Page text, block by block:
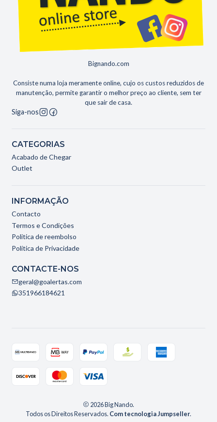
Bignando.com
Consiste numa loja meramente online, cujo os custos reduzidos de
manutenção, permite garantir o melhor preço ao cliente, sem ter
que sair de casa.
Siga-nos
CATEGORIAS
Acabado de Chegar
Outlet
INFORMAÇÃO
Contacto
Termos e Condições
Politica de reembolso
Política de Privacidade
CONTACTE-NOS
geral@goalertas.com
351966184621
2026 Big Nando.
Todos os Direitos Reservados. Com tecnologia Jumpseller.